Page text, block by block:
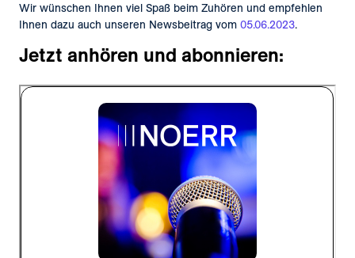
Wir wünschen Ihnen viel Spaß beim Zuhören und empfehlen
Ihnen dazu auch unseren Newsbeitrag vom 05.06.2023.
Jetzt anhören und abonnieren: